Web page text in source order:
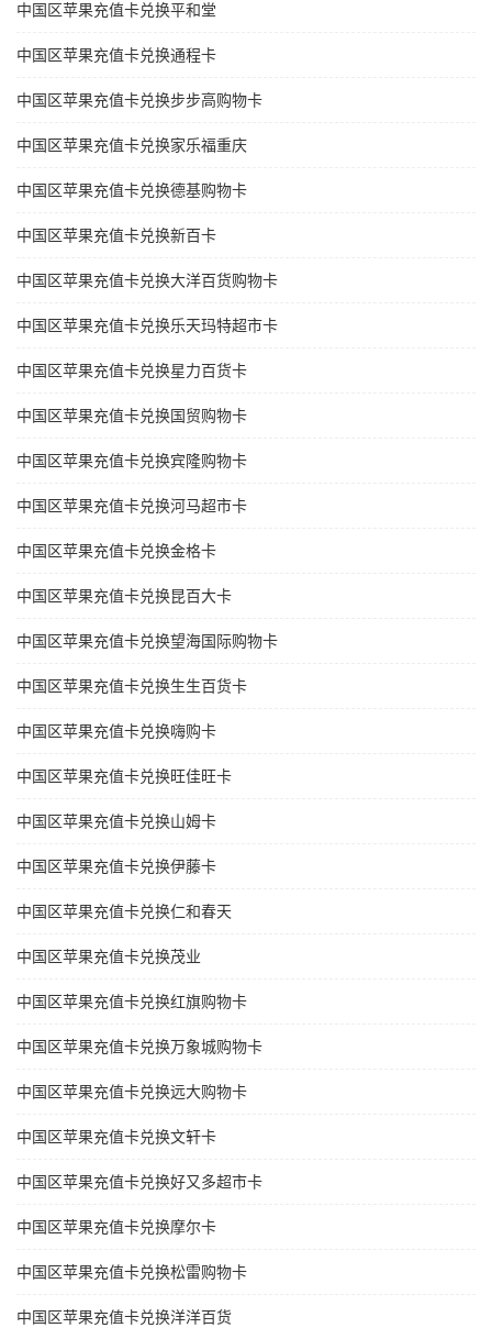
中国区苹果充值卡兑换平和堂
中国区苹果充值卡兑换通程卡
中国区苹果充值卡兑换步步高购物卡
中国区苹果充值卡兑换家乐福重庆
中国区苹果充值卡兑换德基购物卡
中国区苹果充值卡兑换新百卡
中国区苹果充值卡兑换大洋百货购物卡
中国区苹果充值卡兑换乐天玛特超市卡
中国区苹果充值卡兑换星力百货卡
中国区苹果充值卡兑换国贸购物卡
中国区苹果充值卡兑换宾隆购物卡
中国区苹果充值卡兑换河马超市卡
中国区苹果充值卡兑换金格卡
中国区苹果充值卡兑换昆百大卡
中国区苹果充值卡兑换望海国际购物卡
中国区苹果充值卡兑换生生百货卡
中国区苹果充值卡兑换嗨购卡
中国区苹果充值卡兑换旺佳旺卡
中国区苹果充值卡兑换山姆卡
中国区苹果充值卡兑换伊藤卡
中国区苹果充值卡兑换仁和春天
中国区苹果充值卡兑换茂业
中国区苹果充值卡兑换红旗购物卡
中国区苹果充值卡兑换万象城购物卡
中国区苹果充值卡兑换远大购物卡
中国区苹果充值卡兑换文轩卡
中国区苹果充值卡兑换好又多超市卡
中国区苹果充值卡兑换摩尔卡
中国区苹果充值卡兑换松雷购物卡
中国区苹果充值卡兑换洋洋百货